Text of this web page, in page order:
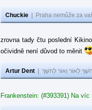
Chuckie Praha nemůže za
zrovna tady čtu poslední
očividně není důvod to měnit
Artur Dent לְאוֹר וְאוֹר לְחֹשֶׁךְ
Frankenstein: (#393391) Na